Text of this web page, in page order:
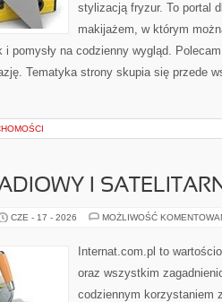
stylizacją fryzur. To portal
makijażem, w którym
i pomysły na codzienny wygląd.
Tematyka strony skupia się przede
I
CZE - 17 - 2026 MOŻLIWOŚĆ
Internat.com.pl to
oraz wszystkim
codziennym korzystaniem